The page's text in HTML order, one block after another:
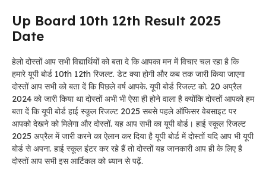
Up Board 10th 12th Result 2025
Date
हेलो दोस्तों आप सभी विद्यार्थियों को बता दे कि आपका मन में विचार चल रहा है कि
हमारे यूपी बोर्ड 10th 12th रिजल्ट. डेट क्या होगी और कब तक जारी किया जाएगा
दोस्तों आप सभी को बता दें कि पिछले वर्ष आपके. यूपी बोर्ड रिजल्ट को. 20 अप्रैल
2024 को जारी किया था दोस्तों अभी भी ऐसा ही होने वाला है क्योंकि दोस्तों आपको हम
बता दें कि यूपी बोर्ड हाई स्कूल रिजल्ट 2025 सबसे पहले ऑफिसर वेबसाइट पर
आपको देखने को मिलेगा और दोस्तों. यह आप सभी का यूपी बोर्ड। हाई स्कूल रिजल्ट
2025 अप्रैल में जारी करने का ऐलान कर दिया है यूपी बोर्ड में दोस्तों यदि आप भी यूपी
बोर्ड से अपना. हाई स्कूल इंटर कर रहे हैं तो दोस्तों यह जानकारी आप ही के लिए है
दोस्तों आप सभी इस आर्टिकल को ध्यान से पढ़ें.